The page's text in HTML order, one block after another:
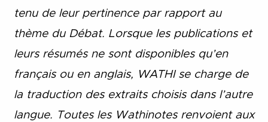
tenu de leur pertinence par rapport au
thème du Débat. Lorsque les publications et
leurs résumés ne sont disponibles qu’en
français ou en anglais, WATHI se charge de
la traduction des extraits choisis dans l’autre
langue. Toutes les Wathinotes renvoient aux